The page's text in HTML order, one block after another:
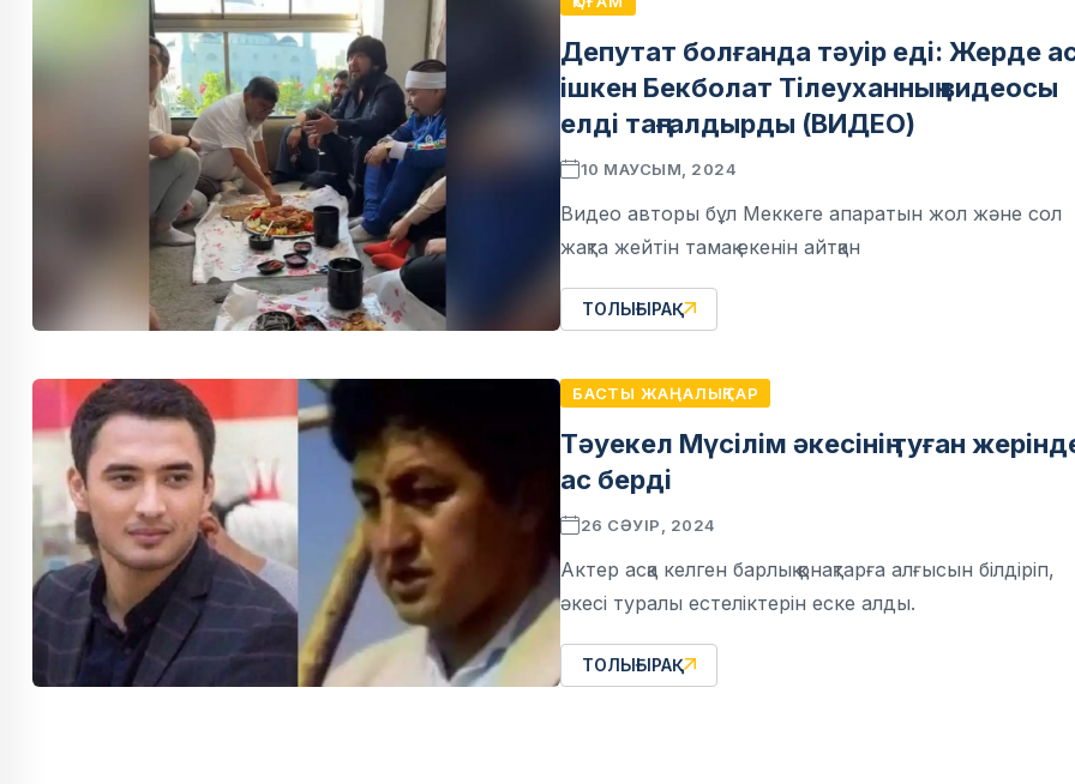
Депутат болғанда тәуір еді: Жерде
ішкен Бекболат Тілеуханның видеосы
елді таңғалдырды (ВИДЕО)
10 МАУСЫМ, 2024
Видео авторы бұл Меккеге апаратын жол және сол
жақта жейтін тамақ екенін айтқан
ТОЛЫҒЫРАҚ
БАСТЫ ЖАҢАЛЫҚТАР
Тәуекел Мүсілім әкесінің туған
ас берді
26 СӘУІР, 2024
Актер асқа келген барлық қонақтарға алғысын білдіріп,
әкесі туралы естеліктерін еске алды.
ТОЛЫҒЫРАҚ